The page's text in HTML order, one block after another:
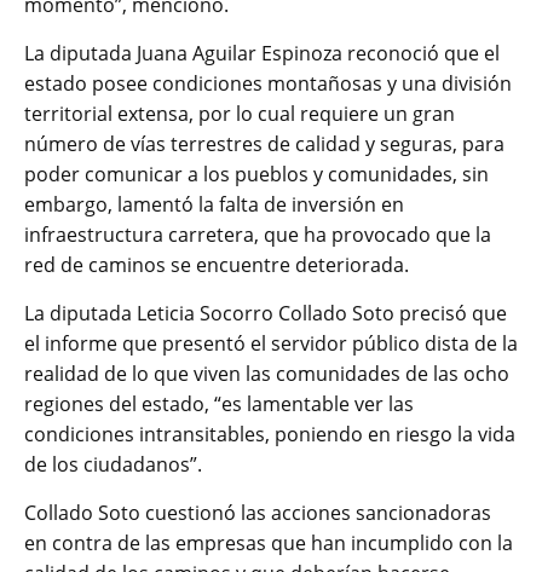
La diputada Juana Aguilar Espinoza reconoció que el
estado posee condiciones montañosas y una división
territorial extensa, por lo cual requiere un gran
número de vías terrestres de calidad y seguras, para
poder comunicar a los pueblos y comunidades, sin
embargo, lamentó la falta de inversión en
infraestructura carretera, que ha provocado que la
red de caminos se encuentre deteriorada.
La diputada Leticia Socorro Collado Soto precisó que
el informe que presentó el servidor público dista de la
realidad de lo que viven las comunidades de las ocho
regiones del estado, “es lamentable ver las
condiciones intransitables, poniendo en riesgo la vida
de los ciudadanos”.
Collado Soto cuestionó las acciones sancionadoras
en contra de las empresas que han incumplido con la